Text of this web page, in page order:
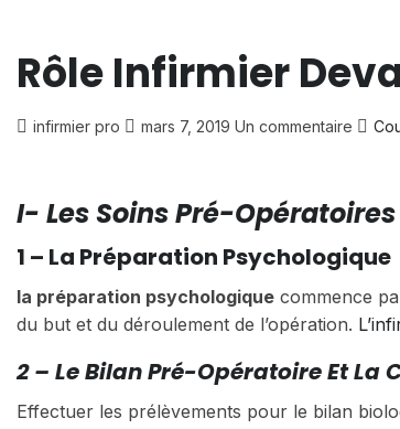
Rôle Infirmier
infirmier pro mars 7, 2019 Un commentaire
I- Les Soins Pré-Opératoires
1 – La Préparation Psychologique
la préparation psychologique commence
du but et du déroulement de l’opération.
2 – Le Bilan Pré-Opératoire Et La
Effectuer les prélèvements pour le bilan